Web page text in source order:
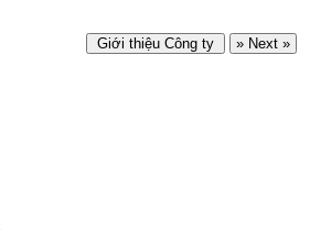
Giới thiệu Công ty » Next »